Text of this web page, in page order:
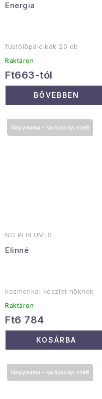
Energia
füstölőpálcikák 20 db
Raktáron
Ft663-tól
BŐVEBBEN
NG PERFUMES
Elinné
Nagymama - karácsonyi szett
kozmetikai készlet nőknek
Raktáron
Ft6 784
KOSÁRBA
Nagymama - karácsonyi szett